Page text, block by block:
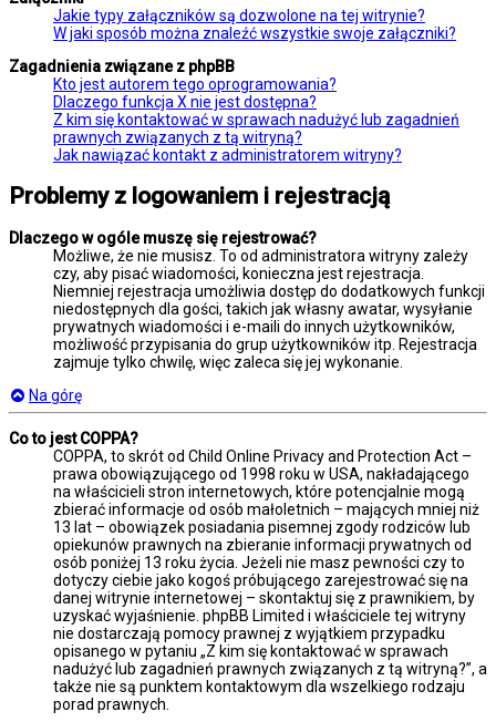
Jakie typy załączników są dozwolone na tej witrynie?
W jaki sposób można znaleźć wszystkie swoje załączniki?
Zagadnienia związane z phpBB
Kto jest autorem tego oprogramowania?
Dlaczego funkcja X nie jest dostępna?
Z kim się kontaktować w sprawach nadużyć lub zagadnień
prawnych związanych z tą witryną?
Jak nawiązać kontakt z administratorem witryny?
Problemy z logowaniem i rejestracją
Dlaczego w ogóle muszę się rejestrować?
Możliwe, że nie musisz. To od administratora witryny zależy
czy, aby pisać wiadomości, konieczna jest rejestracja.
Niemniej rejestracja umożliwia dostęp do dodatkowych funkcji
niedostępnych dla gości, takich jak własny awatar, wysyłanie
prywatnych wiadomości i e-maili do innych użytkowników,
możliwość przypisania do grup użytkowników itp. Rejestracja
zajmuje tylko chwilę, więc zaleca się jej wykonanie.
Na górę
Co to jest COPPA?
COPPA, to skrót od Child Online Privacy and Protection Act –
prawa obowiązującego od 1998 roku w USA, nakładającego
na właścicieli stron internetowych, które potencjalnie mogą
zbierać informacje od osób małoletnich – mających mniej niż
13 lat – obowiązek posiadania pisemnej zgody rodziców lub
opiekunów prawnych na zbieranie informacji prywatnych od
osób poniżej 13 roku życia. Jeżeli nie masz pewności czy to
dotyczy ciebie jako kogoś próbującego zarejestrować się na
danej witrynie internetowej – skontaktuj się z prawnikiem, by
uzyskać wyjaśnienie. phpBB Limited i właściciele tej witryny
nie dostarczają pomocy prawnej z wyjątkiem przypadku
opisanego w pytaniu „Z kim się kontaktować w sprawach
nadużyć lub zagadnień prawnych związanych z tą witryną?”, a
także nie są punktem kontaktowym dla wszelkiego rodzaju
porad prawnych.